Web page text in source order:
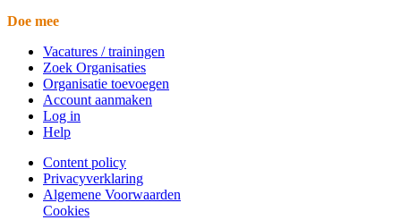
Doe mee
Vacatures / trainingen
Zoek Organisaties
Organisatie toevoegen
Account aanmaken
Log in
Help
Content policy
Privacyverklaring
Algemene Voorwaarden
Cookies